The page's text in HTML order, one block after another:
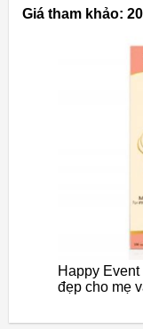
Giá tham khảo:
Happy
đẹp cho mẹ